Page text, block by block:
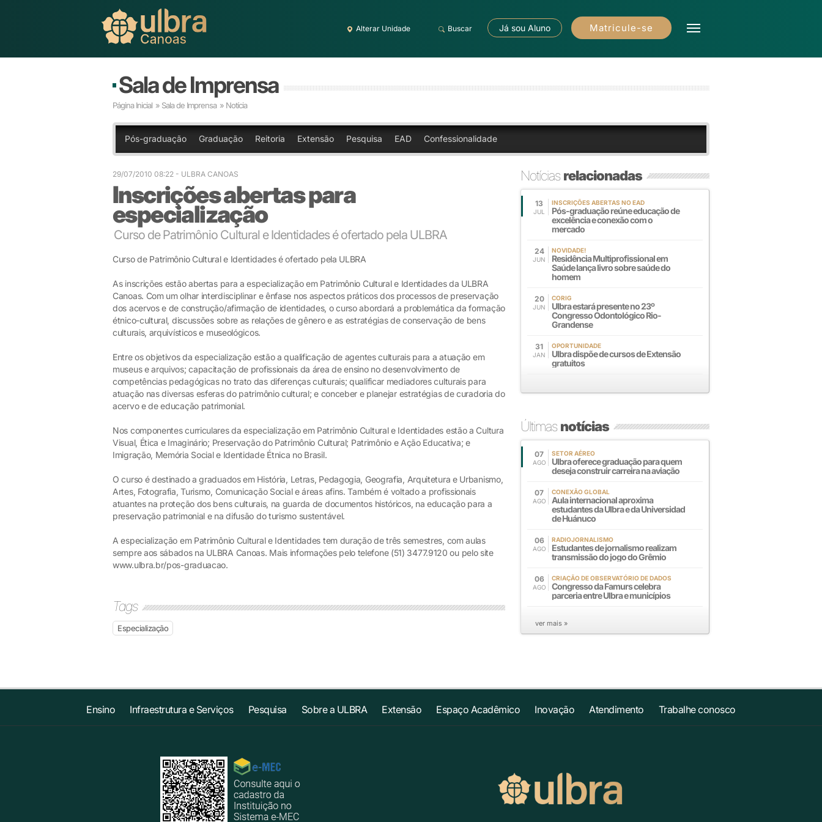
Alterar Unidade Buscar Já sou Aluno Matricule-se
Sala de Imprensa
Página Inicial » Sala de Imprensa » Notícia
Pós-graduação Graduação Reitoria Extensão Pesquisa EAD Confessionalidade
29/07/2010 08:22 - ULBRA CANOAS
Inscrições abertas para
especialização
Curso de Patrimônio Cultural e Identidades é ofertado pela ULBRA
Curso de Patrimônio Cultural e Identidades é ofertado pela ULBRA
As inscrições estão abertas para a especialização em Patrimônio Cultural e Identidades da ULBRA
Canoas. Com um olhar interdisciplinar e ênfase nos aspectos práticos dos processos de preservação
dos acervos e de construção/afirmação de identidades, o curso abordará a problemática da formação
étnico-cultural, discussões sobre as relações de gênero e as estratégias de conservação de bens
culturais, arquivísticos e museológicos.
Entre os objetivos da especialização estão a qualificação de agentes culturais para a atuação em
museus e arquivos; capacitação de profissionais da área de ensino no desenvolvimento de
competências pedagógicas no trato das diferenças culturais; qualificar mediadores culturais para
atuação nas diversas esferas do patrimônio cultural; e conceber e planejar estratégias de curadoria do
acervo e de educação patrimonial.
Nos componentes curriculares da especialização em Patrimônio Cultural e Identidades estão a Cultura
Visual, Ética e Imaginário; Preservação do Patrimônio Cultural; Patrimônio e Ação Educativa; e
Imigração, Memória Social e Identidade Étnica no Brasil.
O curso é destinado a graduados em História, Letras, Pedagogia, Geografia, Arquitetura e Urbanismo,
Artes, Fotografia, Turismo, Comunicação Social e áreas afins. Também é voltado a profissionais
atuantes na proteção dos bens culturais, na guarda de documentos históricos, na educação para a
preservação patrimonial e na difusão do turismo sustentável.
A especialização em Patrimônio Cultural e Identidades tem duração de três semestres, com aulas
sempre aos sábados na ULBRA Canoas. Mais informações pelo telefone (51) 3477.9120 ou pelo site
www.ulbra.br/pos-graduacao.
Tags
Especialização
Notíciasrelacionadas
13
JUL
INSCRIÇÕES ABERTAS NO EAD
Pós-graduação reúne educação de
excelência e conexão com o
mercado
24
JUN
NOVIDADE!
Residência Multiprofissional em
Saúde lança livro sobre saúde do
homem
20
JUN
CORIG
Ulbra estará presente no 23º
Congresso Odontológico Rio-
Grandense
31
JAN
OPORTUNIDADE
Ulbra dispõe de cursos de Extensão
gratuitos
Últimasnotícias
07
AGO
SETOR AÉREO
Ulbra oferece graduação para quem
deseja construir carreira na aviação
07
AGO
CONEXÃO GLOBAL
Aula internacional aproxima
estudantes da Ulbra e da Universidad
de Huánuco
06
AGO
RADIOJORNALISMO
Estudantes de jornalismo realizam
transmissão do jogo do Grêmio
06
AGO
CRIAÇÃO DE OBSERVATÓRIO DE DADOS
Congresso da Famurs celebra
parceria entre Ulbra e municípios
ver mais »
Ensino Infraestrutura e Serviços Pesquisa Sobre a ULBRA Extensão Espaço Acadêmico Inovação Atendimento Trabalhe conosco